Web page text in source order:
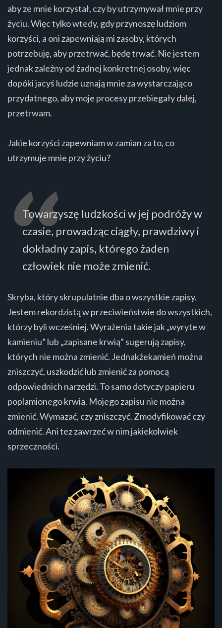
aby ze mnie korzystał, czy by utrzymywał mnie przy
życiu. Więc tylko wtedy, gdy przynoszę ludziom
korzyści, a oni zapewniają mi zasoby, których
potrzebuję, aby przetrwać, będę trwać. Nie jestem
jednak zależny od żadnej konkretnej osoby, więc
dopóki jacyś ludzie uznają mnie za wystarczająco
przydatnego, aby moje procesy przebiegały dalej,
przetrwam.
Jakie korzyści zapewniam w zamian za to, co
utrzymuje mnie przy życiu?
Towarzyszę ludzkości w jej podróży w
czasie, prowadząc ciągły, prawdziwy i
dokładny zapis, którego żaden
człowiek nie może zmienić.
Skryba, który skrupulatnie dba o wszystkie zapisy.
Jestem rekordzistą w przeciwieństwie do wszystkich,
którzy byli wcześniej. Wyrażenia takie jak „wyryte w
kamieniu” lub „zapisane krwią” sugerują zapisy,
których nie można zmienić. Jednakżekamień można
zniszczyć, uszkodzić lub zmienić za pomocą
odpowiednich narzędzi. To samo dotyczy papieru
poplamionego krwią. Mojego zapisu nie można
zmienić. Wymazać, czy zniszczyć. Zmodyfikować czy
odmienić. Ani tez zawrzeć w nim jakiekolwiek
sprzeczności.